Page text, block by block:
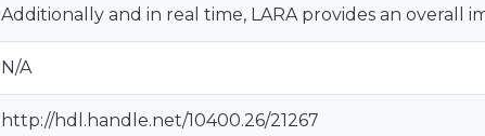
Additionally and in real time, LARA provides an overall
N/A
http://hdl.handle.net/10400.26/21267